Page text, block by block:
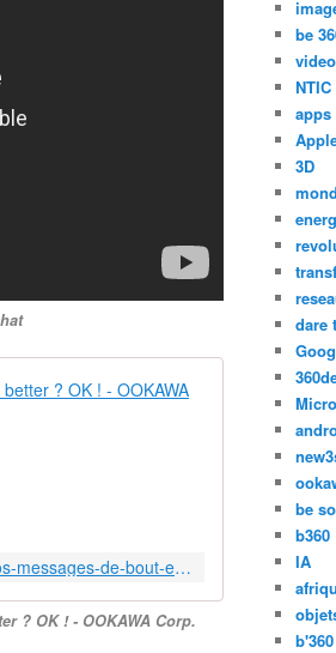
WhatsApp
p
http://ookawa-corp.over-blog.com/2014/11/whatsapp-code-vos-messages-de-bout-en-bout-dare-to-be-better-ok.html
? OK ! - OOKAWA Corp.
be
video
NTIC
apps
3D
dare
be
b360
IA
b'360